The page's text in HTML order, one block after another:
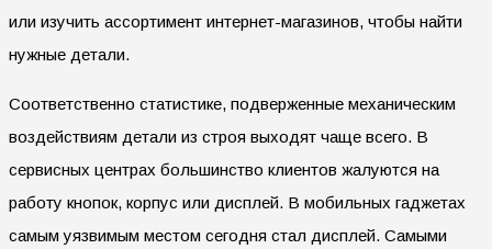
или изучить ассортимент интернет-магазинов, чтобы найти
нужные детали.
Соответственно статистике, подверженные механическим
воздействиям детали из строя выходят чаще всего. В
сервисных центрах большинство клиентов жалуются на
работу кнопок, корпус или дисплей. В мобильных гаджетах
самым уязвимым местом сегодня стал дисплей. Самыми